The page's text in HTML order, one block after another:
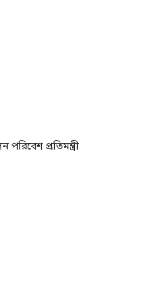
প্রতিমন্ত্রী